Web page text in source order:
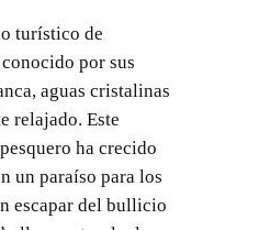
turístico de
por sus
aguas cristalinas
relajado. Este
ha crecido
un paraíso para los
escapar del bullicio